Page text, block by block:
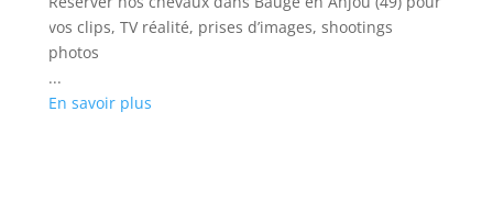
vos clips, TV réalité, prises d’images, shootings
photos
...
En savoir plus